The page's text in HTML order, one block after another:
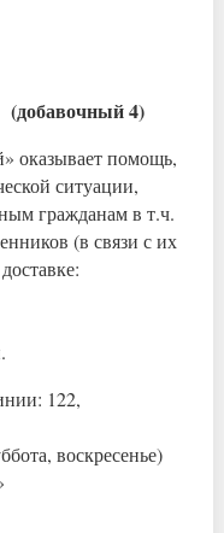
4)
помощь,
ситуации,
гражданам в т.ч.
(в связи с их
122,
воскресенье)